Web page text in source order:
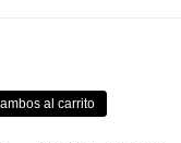
al carrito